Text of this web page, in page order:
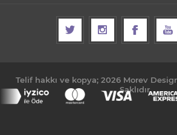
Telif hakkı ve kopya; 2026 Morev
Saklıdır.